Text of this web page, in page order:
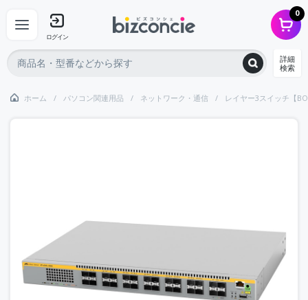
ログイン
0
詳細
検索
ホーム パソコン関連用品 ネットワーク・通信 レイヤー3スイッチ【